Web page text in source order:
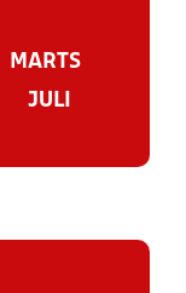
MARTS
JULI